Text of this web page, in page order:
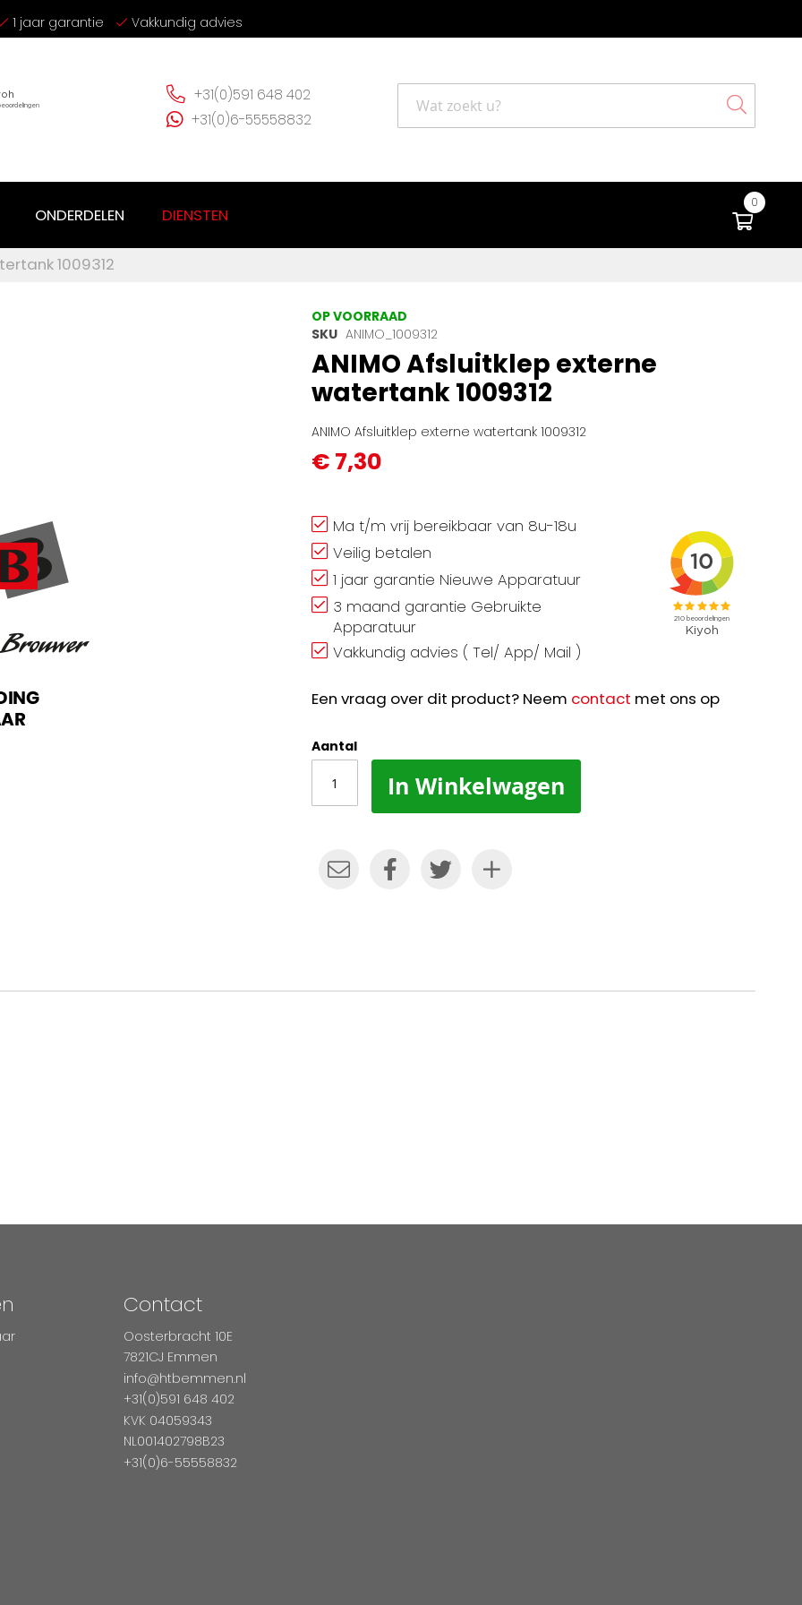
1 jaar garantie Vakkundig advies
+31(0)591 648 402
+31(0)6-55558832
Search
0
ONDERDELEN DIENSTEN
1009312
OP VOORRAAD
SKU ANIMO_1009312
ANIMO Afsluitklep externe
watertank 1009312
ANIMO Afsluitklep externe watertank 1009312
€ 7,30
Ma t/m vrij bereikbaar van 8u-18u
Veilig betalen
1 jaar garantie Nieuwe Apparatuur
3 maand garantie Gebruikte
Apparatuur
Vakkundig advies ( Tel/ App/ Mail )
Een vraag over dit product? Neem contact met ons op
Aantal
In Winkelwagen
Contact
Oosterbracht 10E
7821CJ Emmen
info@htbemmen.nl
+31(0)591 648 402
KVK 04059343
NL001402798B23
+31(0)6-55558832